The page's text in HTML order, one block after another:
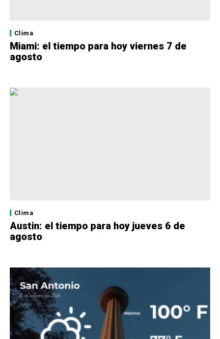
Clima
Miami: el tiempo para hoy viernes 7 de
agosto
Clima
Austin: el tiempo para hoy jueves 6 de
agosto